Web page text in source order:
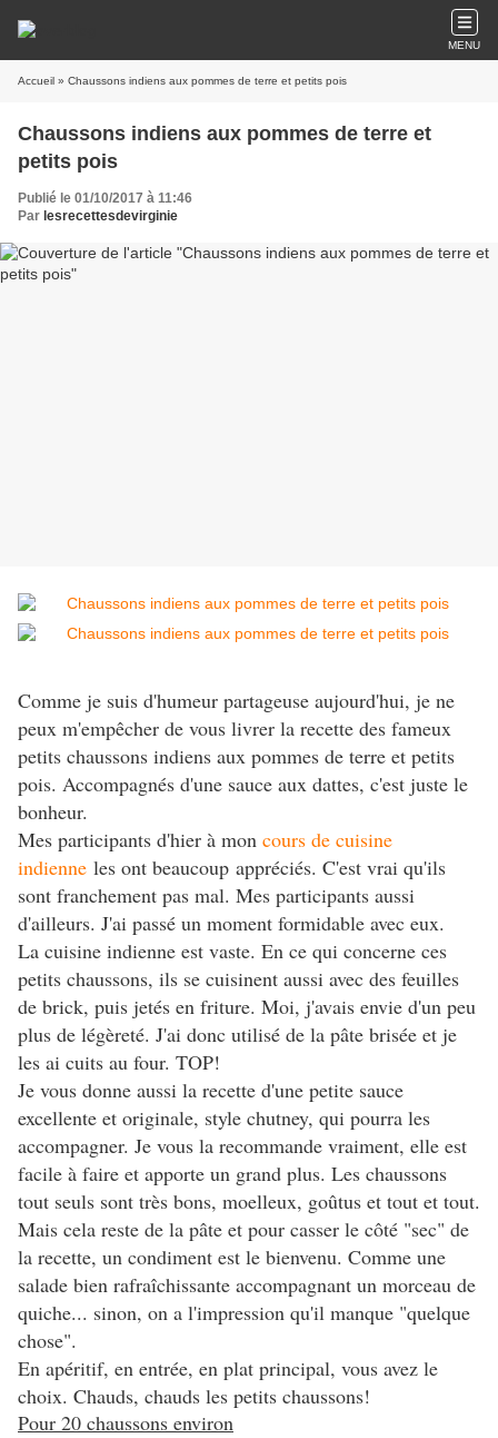
MENU
Accueil » Chaussons indiens aux pommes de terre et petits pois
Chaussons indiens aux pommes de terre et
petits pois
Publié le 01/10/2017 à 11:46
Par lesrecettesdevirginie
Comme je suis d'humeur partageuse aujourd'hui, je ne
peux m'empêcher de vous livrer la recette des fameux
petits chaussons indiens aux pommes de terre et petits
pois. Accompagnés d'une sauce aux dattes, c'est juste le
bonheur.
Mes participants d'hier à mon cours de cuisine
indienne les ont beaucoup appréciés. C'est vrai qu'ils
sont franchement pas mal. Mes participants aussi
d'ailleurs. J'ai passé un moment formidable avec eux.
La cuisine indienne est vaste. En ce qui concerne ces
petits chaussons, ils se cuisinent aussi avec des feuilles
de brick, puis jetés en friture. Moi, j'avais envie d'un peu
plus de légèreté. J'ai donc utilisé de la pâte brisée et je
les ai cuits au four. TOP!
Je vous donne aussi la recette d'une petite sauce
excellente et originale, style chutney, qui pourra les
accompagner. Je vous la recommande vraiment, elle est
facile à faire et apporte un grand plus. Les chaussons
tout seuls sont très bons, moelleux, goûtus et tout et tout.
Mais cela reste de la pâte et pour casser le côté "sec" de
la recette, un condiment est le bienvenu. Comme une
salade bien rafraîchissante accompagnant un morceau de
quiche... sinon, on a l'impression qu'il manque "quelque
chose".
En apéritif, en entrée, en plat principal, vous avez le
choix. Chauds, chauds les petits chaussons!
Pour 20 chaussons environ